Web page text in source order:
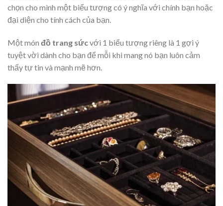
chọn cho mình một biểu tượng có ý nghĩa với chính bạn hoặc
đại diện cho tính cách của bạn.
Một món đồ trang sứcvới 1 biểu tượng riêng là 1 gợi ý
tuyệt vời dành cho bạn để mỗi khi mang nó bạn luôn cảm
thấy tự tin và mạnh mẽ hơn.